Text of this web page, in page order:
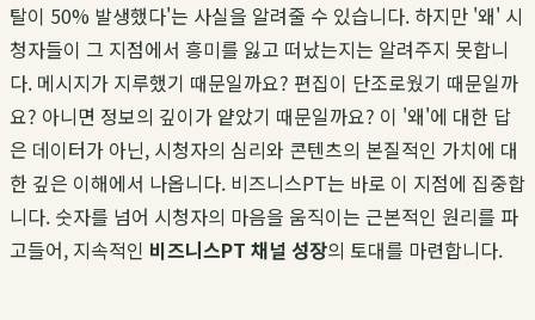
탈이 50% 발생했다'는 사실을 알려줄 수 있습니다. 하지만 '왜' 시
청자들이 그 지점에서 흥미를 잃고 떠났는지는 알려주지 못합니
다. 메시지가 지루했기 때문일까요? 편집이 단조로웠기 때문일까
요? 아니면 정보의 깊이가 얕았기 때문일까요? 이 '왜'에 대한 답
은 데이터가 아닌, 시청자의 심리와 콘텐츠의 본질적인 가치에 대
한 깊은 이해에서 나옵니다. 비즈니스PT는 바로 이 지점에 집중합
니다. 숫자를 넘어 시청자의 마음을 움직이는 근본적인 원리를 파
고들어, 지속적인 비즈니스PT 채널 성장의 토대를 마련합니다.